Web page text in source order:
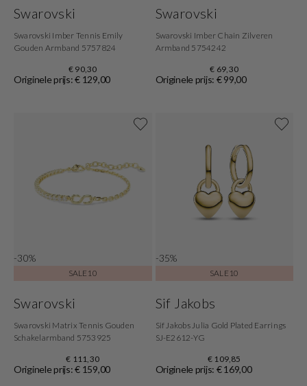
Swarovski
Swarovski Imber Tennis Emily
Gouden Armband 5757824
€ 90,30
Originele prijs: € 129,00
Swarovski
Swarovski Imber Chain Zilveren
Armband 5754242
€ 69,30
Originele prijs: € 99,00
-30%
SALE10
Swarovski
Swarovski Matrix Tennis Gouden
Schakelarmband 5753925
€ 111,30
Originele prijs: € 159,00
-35%
SALE10
Sif Jakobs
Sif Jakobs Julia Gold Plated Earrings
SJ-E2612-YG
€ 109,85
Originele prijs: € 169,00